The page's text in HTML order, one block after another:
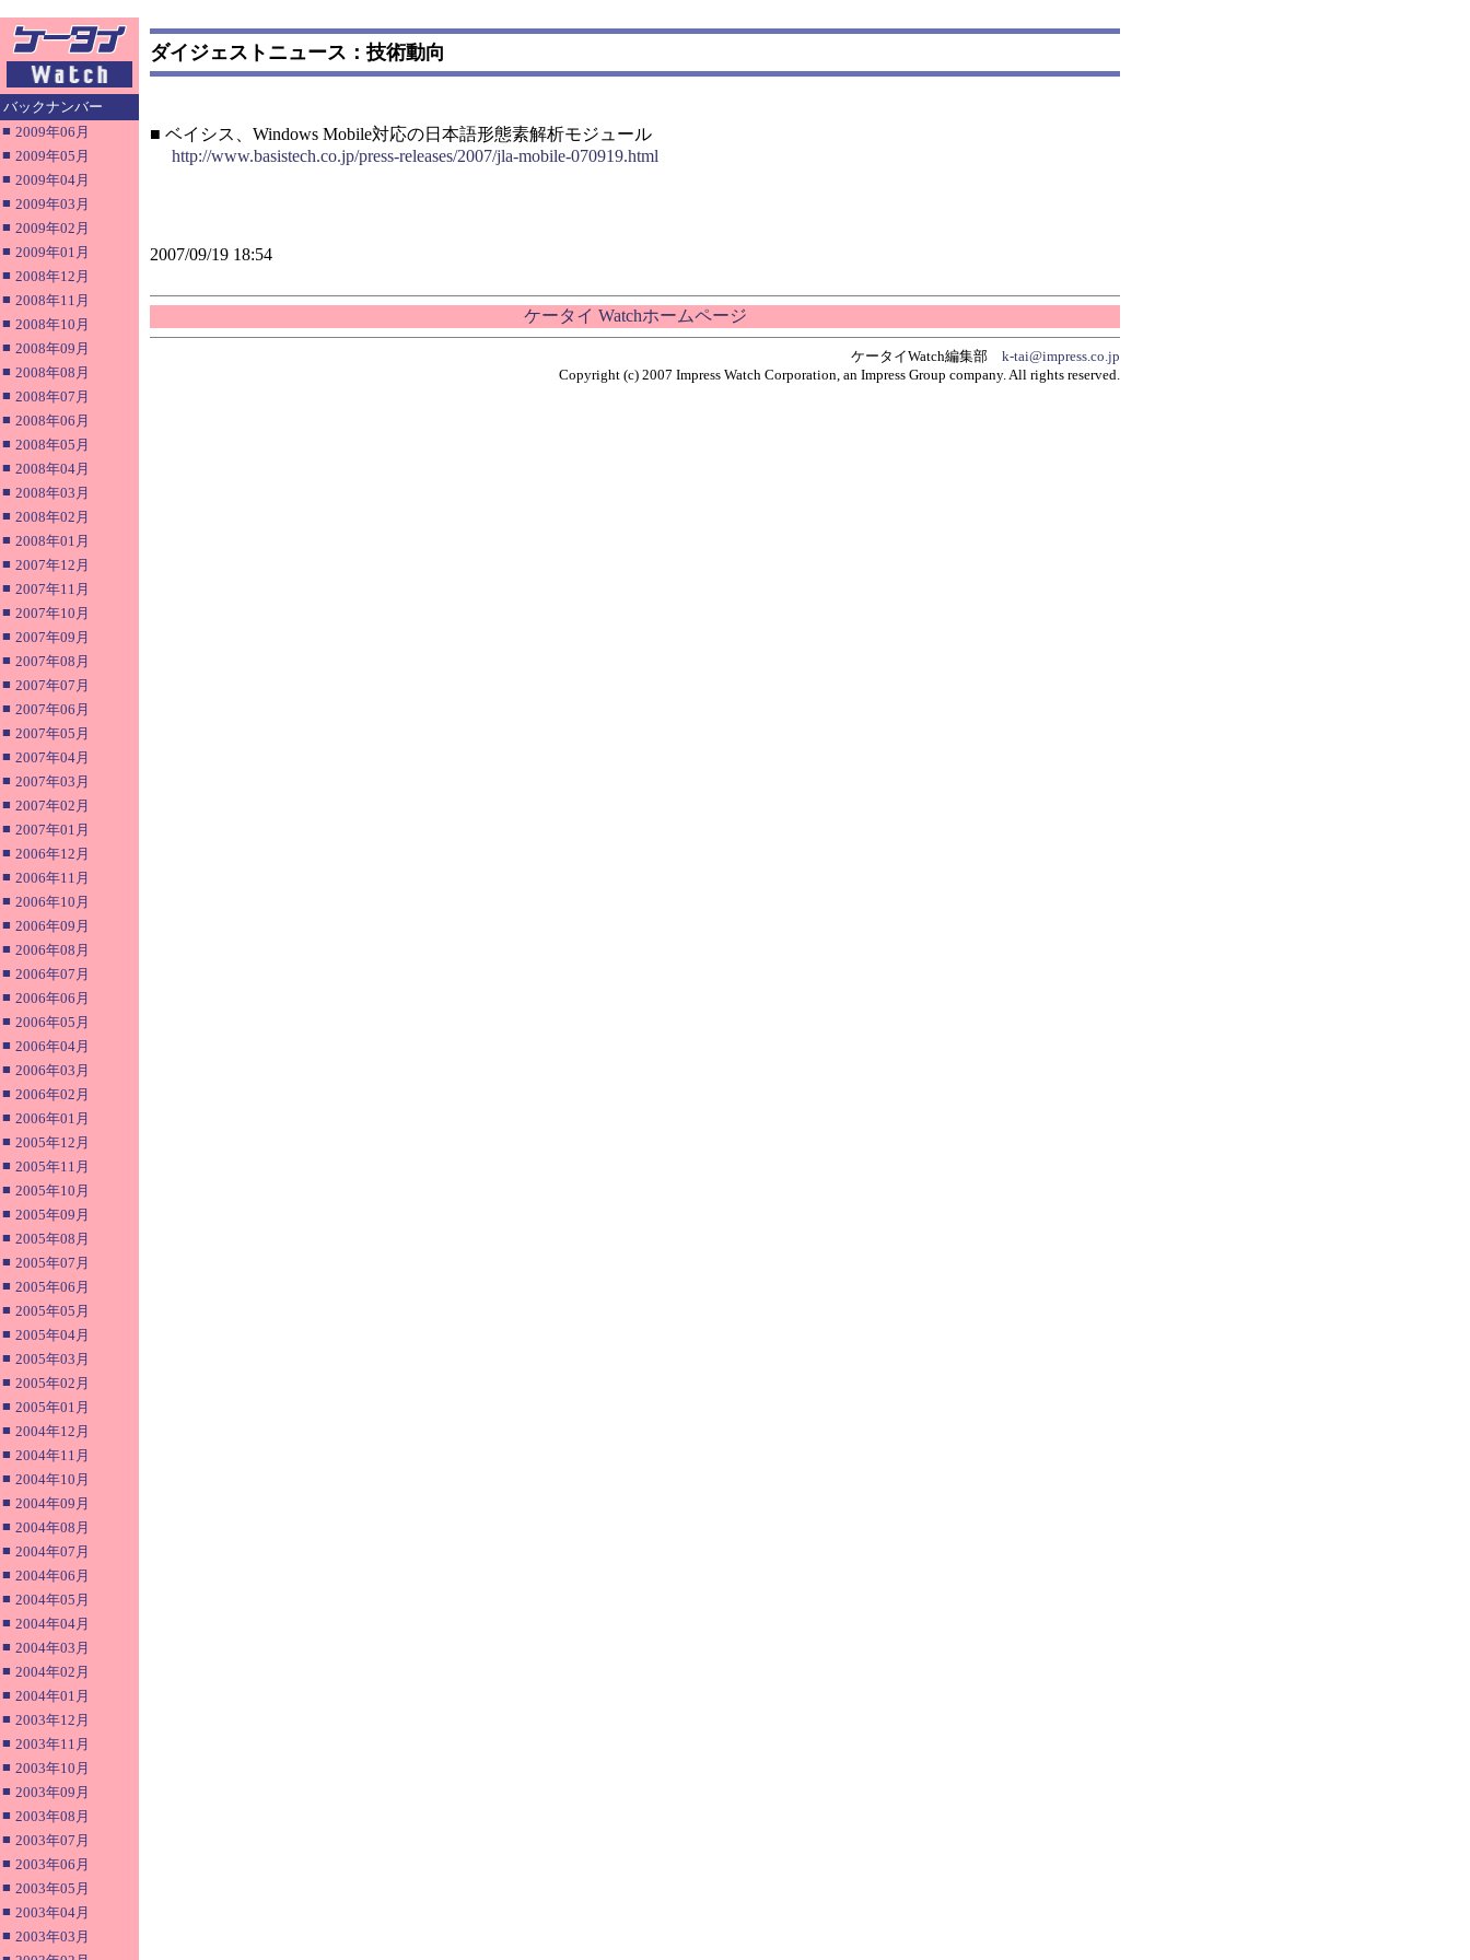
バックナンバー
■ 2009年06月
■ 2009年05月
■ 2009年04月
■ 2009年03月
■ 2009年02月
■ 2009年01月
■ 2008年12月
■ 2008年11月
■ 2008年10月
■ 2008年09月
■ 2008年08月
■ 2008年07月
■ 2008年06月
■ 2008年05月
■ 2008年04月
■ 2008年03月
■ 2008年02月
■ 2008年01月
■ 2007年12月
■ 2007年11月
■ 2007年10月
■ 2007年09月
■ 2007年08月
■ 2007年07月
■ 2007年06月
■ 2007年05月
■ 2007年04月
■ 2007年03月
■ 2007年02月
■ 2007年01月
■ 2006年12月
■ 2006年11月
■ 2006年10月
■ 2006年09月
■ 2006年08月
■ 2006年07月
■ 2006年06月
■ 2006年05月
■ 2006年04月
■ 2006年03月
■ 2006年02月
■ 2006年01月
■ 2005年12月
■ 2005年11月
■ 2005年10月
■ 2005年09月
■ 2005年08月
■ 2005年07月
■ 2005年06月
■ 2005年05月
■ 2005年04月
■ 2005年03月
■ 2005年02月
■ 2005年01月
■ 2004年12月
■ 2004年11月
■ 2004年10月
■ 2004年09月
■ 2004年08月
■ 2004年07月
■ 2004年06月
■ 2004年05月
■ 2004年04月
■ 2004年03月
■ 2004年02月
■ 2004年01月
■ 2003年12月
■ 2003年11月
■ 2003年10月
■ 2003年09月
■ 2003年08月
■ 2003年07月
■ 2003年06月
■ 2003年05月
■ 2003年04月
■ 2003年03月
ダイジェストニュース：技術動向
■ ベイシス、Windows Mobile対応の日本語形態素解析モジュール
http://www.basistech.co.jp/press-releases/2007/jla-mobile-070919.html
2007/09/19 18:54
ケータイ Watchホームページ
ケータイWatch編集部 k-tai@impress.co.jp
Copyright (c) 2007 Impress Watch Corporation, an Impress Group company. All rights reserved.